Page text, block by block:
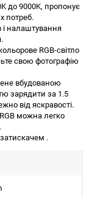
до 9000K, пропонує
потреб.
і налаштування
RGB-світло
свою фотографію
вбудованою
зарядити за 1.5
від яскравості.
можна легко
.